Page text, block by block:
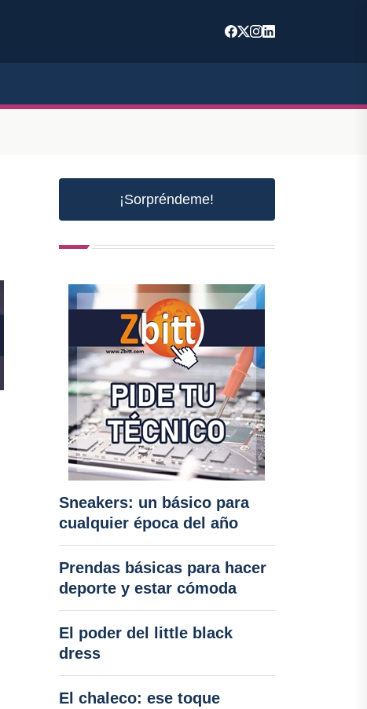
¡Sorpréndeme!
Sneakers: un básico para
cualquier época del año
Prendas básicas para hacer
deporte y estar cómoda
El poder del little black
dress
El chaleco: ese toque